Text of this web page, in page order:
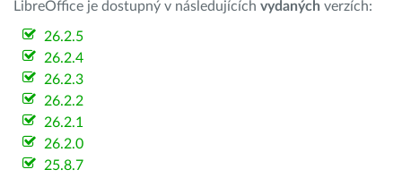
LibreOffice je dostupný v následujících vydaných verzích:
26.2.5
26.2.4
26.2.3
26.2.2
26.2.1
26.2.0
25.8.7